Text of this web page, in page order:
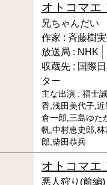
オトコマエ
兄ちゃんだい
作家 : 斉藤樹
放送局 : NHK
収蔵先 : 国際
ター
主な出演 : 福士
香,浅田美代子,
倉一郎,三島ゆた
帆,中村恵史郎,
郎,柴田恭兵
オトコマエ
悪人狩り(前編)